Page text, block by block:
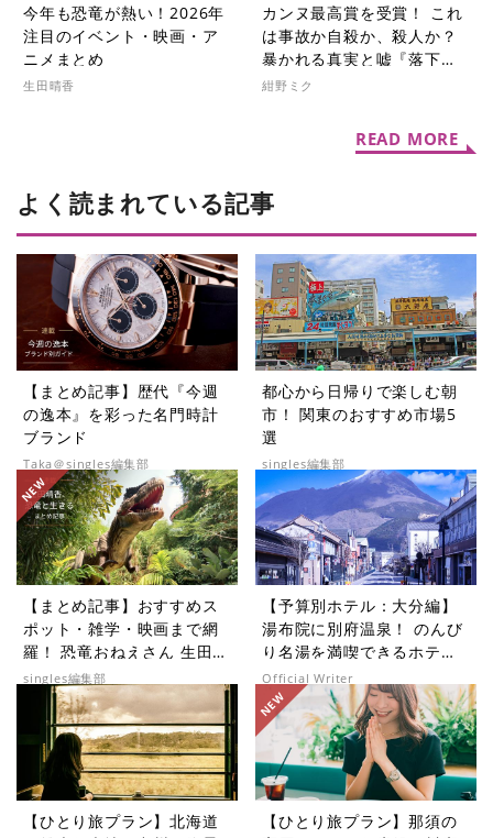
今年も恐竜が熱い！2026年
注目のイベント・映画・ア
ニメまとめ
生田晴香
カンヌ最高賞を受賞！ これ
は事故か自殺か、殺人か？
暴かれる真実と嘘『落下の
解剖学』【シネマ・グレイ
紺野ミク
READ MORE
よく読まれている記事
【まとめ記事】歴代『今週
の逸本』を彩った名門時計
ブランド
Taka＠singles編集部
都心から日帰りで楽しむ朝
市！ 関東のおすすめ市場5
選
singles編集部
【まとめ記事】おすすめス
ポット・雑学・映画まで網
羅！ 恐竜おねえさん 生田晴
香の恐竜コラム9選
singles編集部
【予算別ホテル：大分編】
湯布院に別府温泉！ のんび
り名湯を満喫できるホテル5
選
Official Writer
【ひとり旅プラン】北海道
【ひとり旅プラン】那須の